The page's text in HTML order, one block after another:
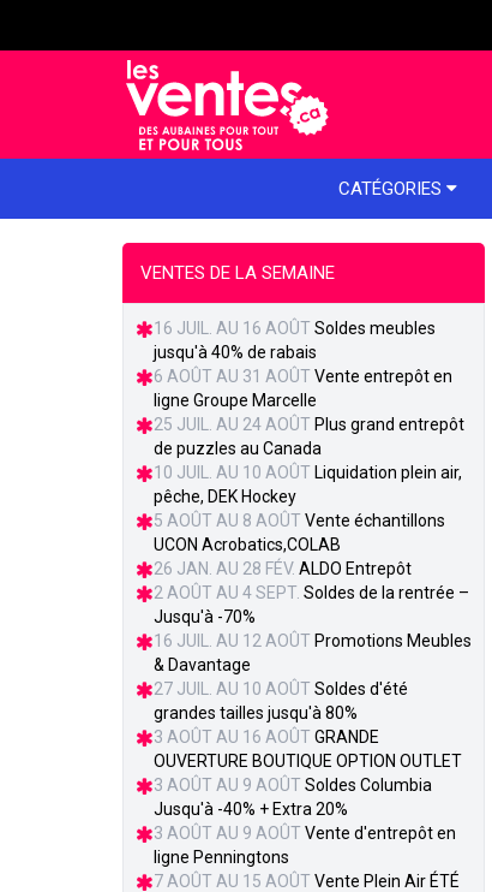
CATÉGORIES
VENTES DE LA SEMAINE
16 JUIL. AU 16 AOÛT Soldes meubles
jusqu'à 40% de rabais
6 AOÛT AU 31 AOÛT Vente entrepôt en
ligne Groupe Marcelle
25 JUIL. AU 24 AOÛT Plus grand entrepôt
de puzzles au Canada
10 JUIL. AU 10 AOÛT Liquidation plein air,
pêche, DEK Hockey
5 AOÛT AU 8 AOÛT Vente échantillons
UCON Acrobatics,COLAB
26 JAN. AU 28 FÉV. ALDO Entrepôt
2 AOÛT AU 4 SEPT. Soldes de la rentrée –
Jusqu'à -70%
16 JUIL. AU 12 AOÛT Promotions Meubles
& Davantage
27 JUIL. AU 10 AOÛT Soldes d'été
grandes tailles jusqu'à 80%
3 AOÛT AU 16 AOÛT GRANDE
OUVERTURE BOUTIQUE OPTION OUTLET
3 AOÛT AU 9 AOÛT Soldes Columbia
Jusqu'à -40% + Extra 20%
3 AOÛT AU 9 AOÛT Vente d'entrepôt en
ligne Penningtons
7 AOÛT AU 15 AOÛT Vente Plein Air ÉTÉ